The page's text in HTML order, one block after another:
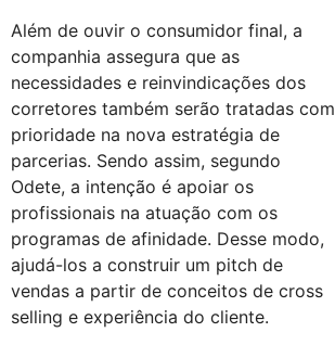
Além de ouvir o consumidor final, a
companhia assegura que as
necessidades e reinvindicações dos
corretores também serão tratadas com
prioridade na nova estratégia de
parcerias. Sendo assim, segundo
Odete, a intenção é apoiar os
profissionais na atuação com os
programas de afinidade. Desse modo,
ajudá-los a construir um pitch de
vendas a partir de conceitos de cross
selling e experiência do cliente.